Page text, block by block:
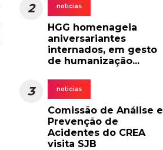
2 noticias
HGG homenageia
aniversariantes
internados, em gesto
de humanização...
3 noticias
Comissão de Análise e
Prevenção de
Acidentes do CREA
visita SJB